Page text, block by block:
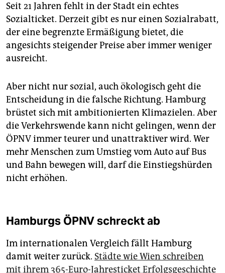
Seit 21 Jahren fehlt in der Stadt ein echtes
Sozialticket. Derzeit gibt es nur einen Sozialrabatt,
der eine begrenzte Ermäßigung bietet, die
angesichts steigender Preise aber immer weniger
ausreicht.
Aber nicht nur sozial, auch ökologisch geht die
Entscheidung in die falsche Richtung. Hamburg
brüstet sich mit ambitionierten Klimazielen. Aber
die Verkehrswende kann nicht gelingen, wenn der
ÖPNV immer teurer und unattraktiver wird. Wer
mehr Menschen zum Umstieg vom Auto auf Bus
und Bahn bewegen will, darf die Einstiegshürden
nicht erhöhen.
Hamburgs ÖPNV schreckt ab
Im internationalen Vergleich fällt Hamburg
damit weiter zurück. Städte wie Wien schreiben
mit ihrem 365-Euro-Jahresticket Erfolgsgeschichte